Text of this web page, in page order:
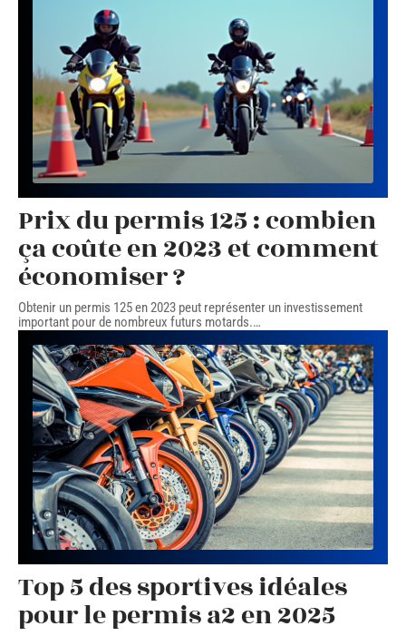
Prix du permis 125 : combien
ça coûte en 2023 et comment
économiser ?
Obtenir un permis 125 en 2023 peut représenter un investissement
important pour de nombreux futurs motards.…
Top 5 des sportives idéales
pour le permis a2 en 2025